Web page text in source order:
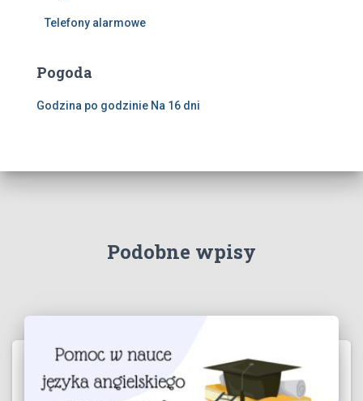
Telefony alarmowe
Pogoda
Godzina po godzinie Na 16 dni
Podobne wpisy